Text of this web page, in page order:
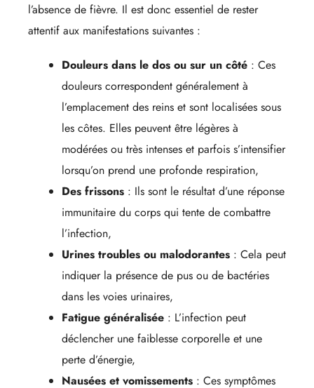
l’absence de fièvre. Il est donc essentiel de rester
attentif aux manifestations suivantes :
Douleurs dans le dos ou sur un côté : Ces
douleurs correspondent généralement à
l’emplacement des reins et sont localisées sous
les côtes. Elles peuvent être légères à
modérées ou très intenses et parfois s’intensifier
lorsqu’on prend une profonde respiration,
Des frissons : Ils sont le résultat d’une réponse
immunitaire du corps qui tente de combattre
l’infection,
Urines troubles ou malodorantes : Cela peut
indiquer la présence de pus ou de bactéries
dans les voies urinaires,
Fatigue généralisée : L’infection peut
déclencher une faiblesse corporelle et une
perte d’énergie,
Nausées et vomissements : Ces symptômes